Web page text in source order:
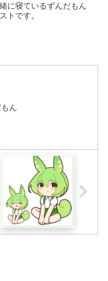
に寝ているずんだもん
トです。
ん